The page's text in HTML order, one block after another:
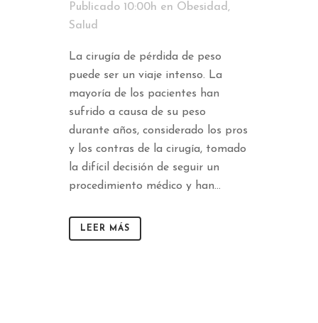
Publicado 10:00h en Obesidad ,
Salud
La cirugía de pérdida de peso
puede ser un viaje intenso. La
mayoría de los pacientes han
sufrido a causa de su peso
durante años, considerado los pros
y los contras de la cirugía, tomado
la difícil decisión de seguir un
procedimiento médico y han...
LEER MÁS